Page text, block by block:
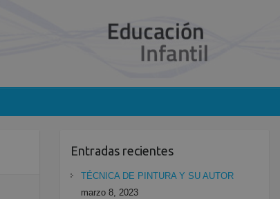
Entradas recientes
TÉCNICA DE PINTURA Y SU AUTOR
marzo 8, 2023